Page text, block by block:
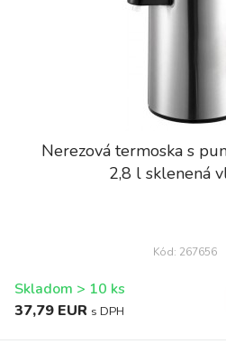
Nerezová termoska s
2,8 l sklenená
Kód: 267656
Skladom > 10 ks
37,79 EUR s DPH